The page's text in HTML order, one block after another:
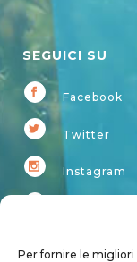
Per fornire le
SEGUICI SU
Facebook
Twitter
Instagram